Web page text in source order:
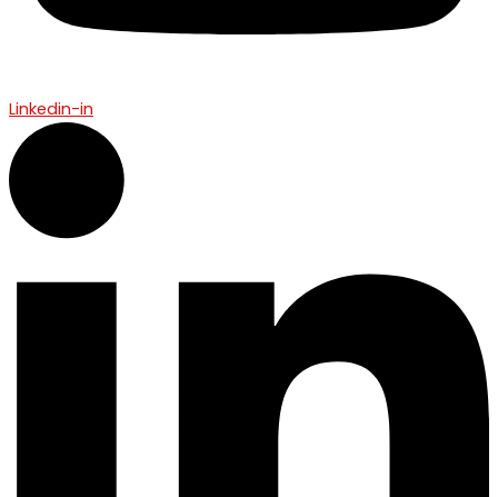
Linkedin-in